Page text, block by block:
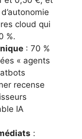
cloud qui
%.
: 70 %
« agents
recense
IA
: